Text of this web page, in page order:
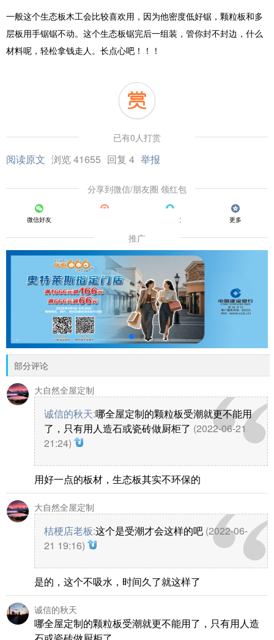
一般这个生态板木工会比较喜欢用，因为他密度低好锯，颗粒板和多
层板用手锯锯不动。这个生态板锯完后一组装，管你封不封边，什么
材料呢，轻松拿钱走人。长点心吧！！！
已有0人打赏
阅读原文 浏览 41655 回复 4 举报
分享到微信/朋友圈 领红包
微信好友 QQ好友 更多
推广
部分评论
大自然全屋定制
诚信的秋天:哪全屋定制的颗粒板受潮就更不能用
了，只有用人造石或瓷砖做厨柜了 (2022-06-21
21:24)
用好一点的板材，生态板其实不环保的
大自然全屋定制
桔梗店老板:这个是受潮才会这样的吧 (2022-06-
21 19:16)
是的，这个不吸水，时间久了就这样了
诚信的秋天
哪全屋定制的颗粒板受潮就更不能用了，只有用人造